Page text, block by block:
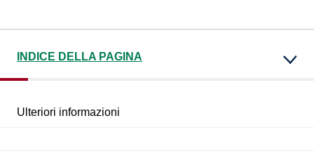
INDICE DELLA PAGINA
Ulteriori informazioni